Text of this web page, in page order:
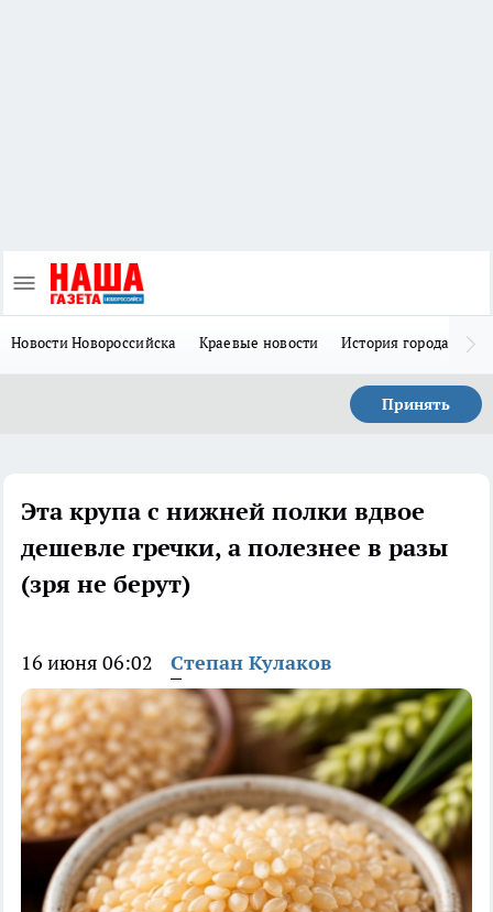
Новости Новороссийска Краевые новости История города Н
Принять
Эта крупа с нижней полки вдвое
дешевле гречки, а полезнее в разы
(зря не берут)
16 июня 06:02 Степан Кулаков